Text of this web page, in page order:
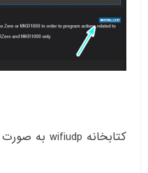
کتابخانه wifiudp به صورت پیشفرض نصب است.